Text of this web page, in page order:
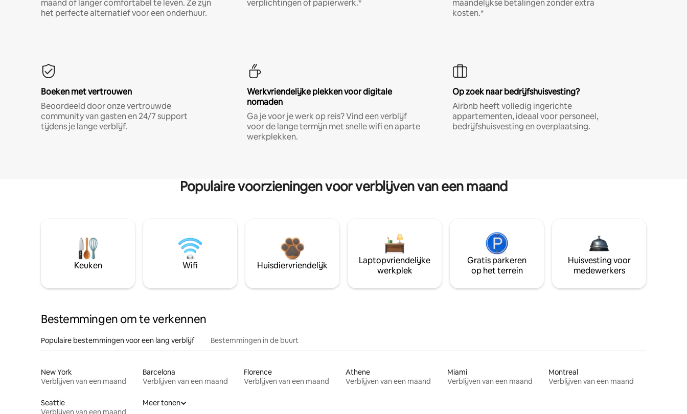
maand of langer comfortabel te leven. Ze zijn
het perfecte alternatief voor een onderhuur.
verplichtingen of papierwerk.*
maandelijkse betalingen zonder extra
kosten.*
Boeken met vertrouwen
Beoordeeld door onze vertrouwde
community van gasten en 24/7 support
tijdens je lange verblijf.
Werkvriendelijke plekken voor digitale
nomaden
Ga je voor je werk op reis? Vind een verblijf
voor de lange termijn met snelle wifi en aparte
werkplekken.
Op zoek naar bedrijfshuisvesting?
Airbnb heeft volledig ingerichte
appartementen, ideaal voor personeel,
bedrijfshuisvesting en overplaatsing.
Populaire voorzieningen voor verblijven van een maand
Keuken Wifi Huisdiervriendelijk
Laptopvriendelijke
werkplek
Gratis parkeren
op het terrein
Huisvesting voor
medewerkers
Bestemmingen om te verkennen
Populaire bestemmingen voor een lang verblijf Bestemmingen in de buurt
New York
Verblijven van een maand
Barcelona
Verblijven van een maand
Florence
Verblijven van een maand
Athene
Verblijven van een maand
Miami
Verblijven van een maand
Montreal
Verblijven van een maand
Seattle
Verblijven van een maand
Meer tonen